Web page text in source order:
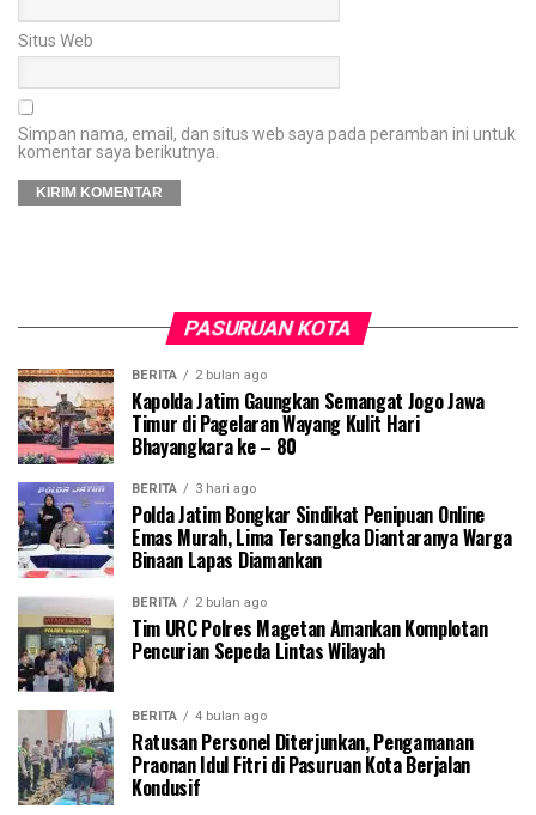
Situs Web
Simpan nama, email, dan situs web saya pada peramban ini untuk
komentar saya berikutnya.
PASURUAN KOTA
BERITA 2 bulan ago
Kapolda Jatim Gaungkan Semangat Jogo Jawa
Timur di Pagelaran Wayang Kulit Hari
Bhayangkara ke – 80
BERITA 3 hari ago
Polda Jatim Bongkar Sindikat Penipuan Online
Emas Murah, Lima Tersangka Diantaranya Warga
Binaan Lapas Diamankan
BERITA 2 bulan ago
Tim URC Polres Magetan Amankan Komplotan
Pencurian Sepeda Lintas Wilayah
BERITA 4 bulan ago
Ratusan Personel Diterjunkan, Pengamanan
Praonan Idul Fitri di Pasuruan Kota Berjalan
Kondusif